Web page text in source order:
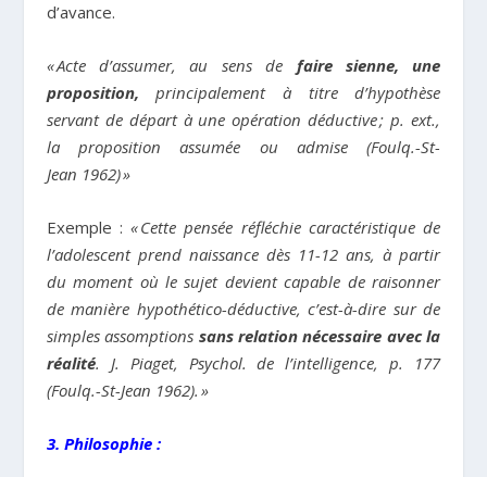
d’avance.
«Acte d’assumer, au sens de faire sienne, une
proposition, principalement à titre d’hypothèse
servant de départ à une opération déductive; p. ext.,
la proposition assumée ou admise (Foulq.-St-
Jean 1962)»
Exemple : «Cette pensée réfléchie caractéristique de
l’adolescent prend naissance dès 11-12 ans, à partir
du moment où le sujet devient capable de raisonner
de manière hypothético-déductive, c’est-à-dire sur de
simples assomptions sans relation nécessaire avec la
réalité. J. Piaget, Psychol. de l’intelligence, p. 177
(Foulq.-St-Jean 1962). »
3. Philosophie :